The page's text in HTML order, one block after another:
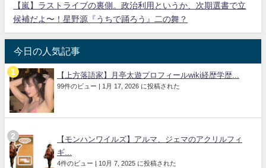
【嵐】ラストライブの裏側。政治利用というか、次期選書で立
候補だよ〜！星野源『うちで踊ろう』二の舞？
今日の人気記事
【上方落語家】月亭太遊プロフィールwiki経歴学歴...
99件のビュー 1月 17, 2026 に投稿された
【モンハンワイルズ】アルマ、ジェマのアクリルフィ
ギ...
4件のビュー 10月 7, 2025 に投稿された